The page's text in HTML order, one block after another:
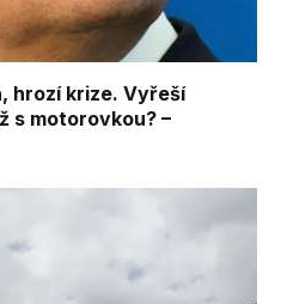
hrozí krize. Vyřeší
s motorovkou? –